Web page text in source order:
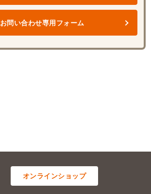
お問い合わせ専用フォーム
オンラインショップ